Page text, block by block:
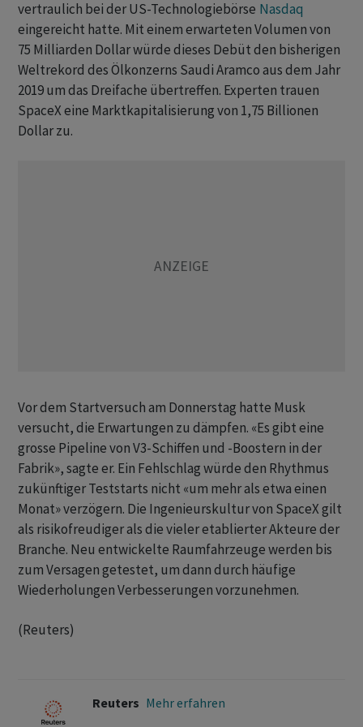
vertraulich bei der US-Technologiebörse Nasdaq
eingereicht hatte. Mit einem erwarteten Volumen von
75 Milliarden Dollar würde dieses Debüt den bisherigen
Weltrekord des ​Ölkonzerns ​Saudi Aramco aus dem Jahr
2019 um ⁠das Dreifache übertreffen. Experten trauen
SpaceX eine Marktkapitalisierung von ​1,75 Billionen
Dollar zu.
Vor ⁠dem Startversuch am Donnerstag hatte Musk
versucht, die Erwartungen zu dämpfen. «Es gibt eine
‌grosse Pipeline von V3-Schiffen und -Boostern in der
Fabrik», sagte er. Ein Fehlschlag würde den Rhythmus
zukünftiger Teststarts nicht «um mehr als etwa einen
Monat» verzögern. ‌Die Ingenieurskultur von SpaceX gilt
als risikofreudiger als die vieler etablierter Akteure ​der
Branche. Neu entwickelte Raumfahrzeuge werden bis
zum Versagen getestet, um dann durch häufige
Wiederholungen Verbesserungen vorzunehmen.
(Reuters)
Reuters Mehr erfahren